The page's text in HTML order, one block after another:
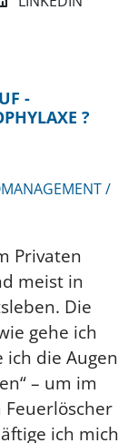
-
?
/
Privaten
meist in
Die
gehe ich
ich die Augen
– um im
ich mich